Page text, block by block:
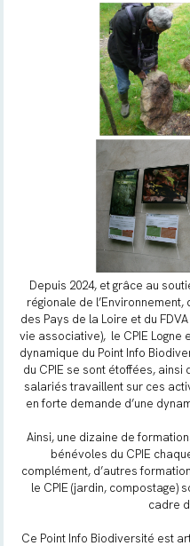
Depuis 2024, et grâce au
régionale de l’Environnement,
des Pays de la Loire et du
vie associative), le CPIE
dynamique du Point Info
du CPIE se sont étoffées,
salariés travaillent sur ces
en forte demande d’une
Ainsi, une dizaine de
bénévoles du CPIE
complément, d’autres
le CPIE (jardin, compostage)
cadre
Ce Point Info Biodiversité est